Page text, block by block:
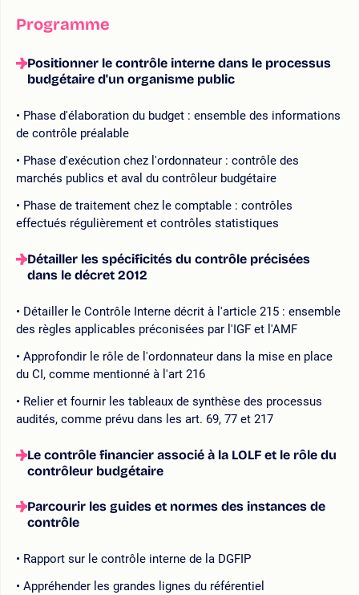
Programme
Positionner le contrôle interne dans le processus
budgétaire d'un organisme public
Phase d'élaboration du budget : ensemble des informations
de contrôle préalable
Phase d'exécution chez l'ordonnateur : contrôle des
marchés publics et aval du contrôleur budgétaire
Phase de traitement chez le comptable : contrôles
effectués régulièrement et contrôles statistiques
Détailler les spécificités du contrôle précisées
dans le décret 2012
Détailler le Contrôle Interne décrit à l'article 215 : ensemble
des règles applicables préconisées par l'IGF et l'AMF
Approfondir le rôle de l'ordonnateur dans la mise en place
du CI, comme mentionné à l'art 216
Relier et fournir les tableaux de synthèse des processus
audités, comme prévu dans les art. 69, 77 et 217
Le contrôle financier associé à la LOLF et le rôle du
contrôleur budgétaire
Parcourir les guides et normes des instances de
contrôle
Rapport sur le contrôle interne de la DGFIP
Appréhender les grandes lignes du référentiel